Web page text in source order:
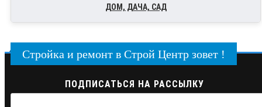
ДОМ, ДАЧА, САД
Стройка и ремонт в Строй Центр зовет !
ПОДПИСАТЬСЯ НА РАССЫЛКУ